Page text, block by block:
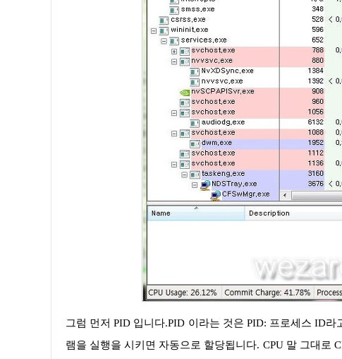
그럼 먼저 PID 입니다.PID 이라는 것은 PID: 프로세스 ID라고 생각하시면 됩니다. 간단하게 식별번호이면서 사용자가 프로그
램을 실행을 시키면 자동으로 할당됩니다. CPU 말 그대로